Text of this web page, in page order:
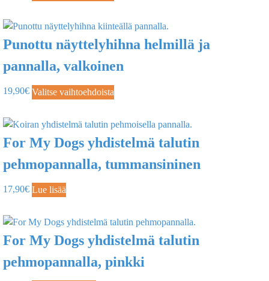
Punottu näyttelyhihna helmillä ja
pannalla, valkoinen
19,90€ Valitse vaihtoehdoista
For My Dogs yhdistelmä talutin
pehmopannalla, tummansininen
17,90€ Lue lisää
For My Dogs yhdistelmä talutin
pehmopannalla, pinkki